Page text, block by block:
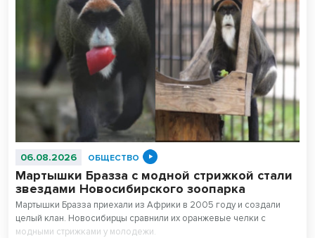
06.08.2026 ОБЩЕСТВО
Мартышки Бразза с модной стрижкой стали
звездами Новосибирского зоопарка
Мартышки Бразза приехали из Африки в 2005 году и создали
целый клан. Новосибирцы сравнили их оранжевые челки с
модными стрижками у молодежи.